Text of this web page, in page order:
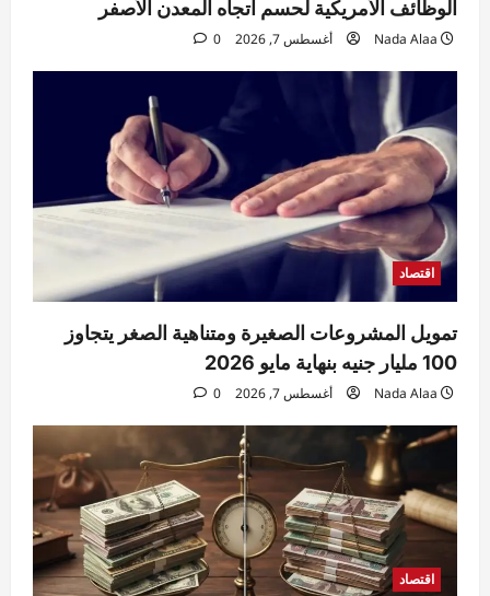
4
حوادث
السيطرة على حريق منزل مهجور في كفر
شكر دون إصابات.. والتحقيقات تكشف
أغسطس 7, 2026
5
حوادث
مقتل مسن بورسعيد.. العثور على رجل مُقيد
اليدين والقدمين داخل منزله والأمن يكثف
التحريات
أغسطس 7, 2026 0
الوظائف الأمريكية لحسم اتجاه المعدن الأصفر
Nada Alaa أغسطس 7, 2026 0
اقتصاد
تمويل المشروعات الصغيرة ومتناهية الصغر يتجاوز
100 مليار جنيه بنهاية مايو 2026
Nada Alaa أغسطس 7, 2026 0
اقتصاد